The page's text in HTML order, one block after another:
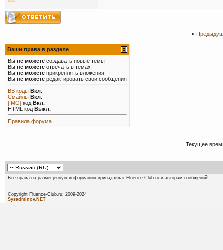
«
Ваши права в разделе
Вы не можете создавать новые темы
Вы не можете отвечать в темах
Вы не можете прикреплять вложения
Вы не можете редактировать свои сообщения
BB коды Вкл.
Смайлы Вкл.
[IMG] код Вкл.
HTML код Выкл.
Правила форума
Текущее
Все права на размещенную информацию принадлежат Fluence-Club.ru и авторам сообщений!
Copyright Fluence-Club.ru;
Sysadminov.NET